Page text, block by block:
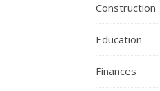
Construction
Education
Finances